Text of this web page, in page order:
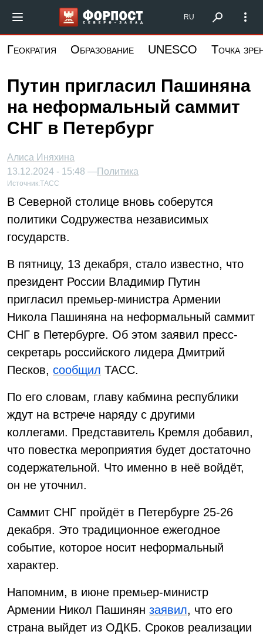
основному
Форпост Северо-Запад
RU
Геократия Образование UNESCO Точка
Путин пригласил Пашиняна
на неформальный саммит
СНГ в Петербург
Алиса Иняхина
13.12.2024 - 15:48 —Политика
Источник:ТАСС
В Северной столице вновь соберутся
политики Содружества независимых
государств.
В пятницу, 13 декабря, стало известно, что
президент России Владимир Путин
пригласил премьер-министра Армении
Никола Пашиняна на неформальный саммит
СНГ в Петербурге. Об этом заявил пресс-
секретарь российского лидера Дмитрий
Песков, сообщил ТАСС.
По его словам, главу кабмина республики
ждут на встрече наряду с другими
коллегами. Представитель Кремля добавил,
что повестка мероприятия будет достаточно
содержательной. Что именно в неё войдёт,
он не уточнил.
Саммит СНГ пройдёт в Петербурге 25-26
декабря. Это традиционное ежегодное
событие, которое носит неформальный
характер.
Напомним, в июне премьер-министр
Армении Никол Пашинян заявил, что его
страна выйдет из ОДКБ. Сроков реализации